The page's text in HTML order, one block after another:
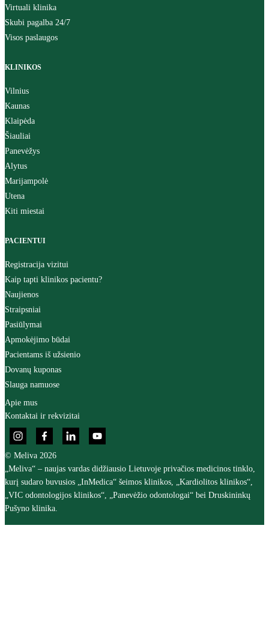
Virtuali klinika
Skubi pagalba 24/7
Visos paslaugos
KLINIKOS
Vilnius
Kaunas
Klaipėda
Šiauliai
Panevėžys
Alytus
Marijampolė
Utena
Kiti miestai
PACIENTUI
Registracija vizitui
Kaip tapti klinikos pacientu?
Naujienos
Straipsniai
Pasiūlymai
Apmokėjimo būdai
Pacientams iš užsienio
Dovanų kuponas
Slauga namuose
Apie mus
Kontaktai ir rekvizitai
© Meliva 2026
„Meliva“ – naujas vardas didžiausio Lietuvoje privačios medicinos tinklo,
kurį sudaro buvusios „InMedica“ šeimos klinikos, „Kardiolitos klinikos“,
„VIC odontologijos klinikos“, „Panevėžio odontologai“ bei Druskininkų
Pušyno klinika.